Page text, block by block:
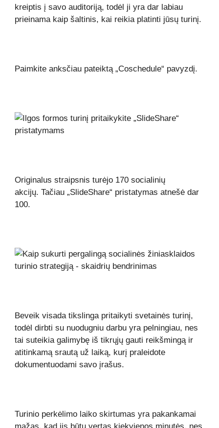
kreiptis į savo auditoriją, todėl ji yra dar labiau
prieinama kaip šaltinis, kai reikia platinti jūsų turinį.
Paimkite anksčiau pateiktą „Coschedule“ pavyzdį.
Originalus straipsnis turėjo 170 socialinių
akcijų. Tačiau „SlideShare“ pristatymas atnešė dar
100.
Beveik visada tikslinga pritaikyti svetainės turinį,
todėl dirbti su nuodugniu darbu yra pelningiau, nes
tai suteikia galimybę iš tikrųjų gauti reikšmingą ir
atitinkamą srautą už laiką, kurį praleidote
dokumentuodami savo įrašus.
Turinio perkėlimo laiko skirtumas yra pakankamai
mažas, kad jis būtų vertas kiekvienos minutės, nes